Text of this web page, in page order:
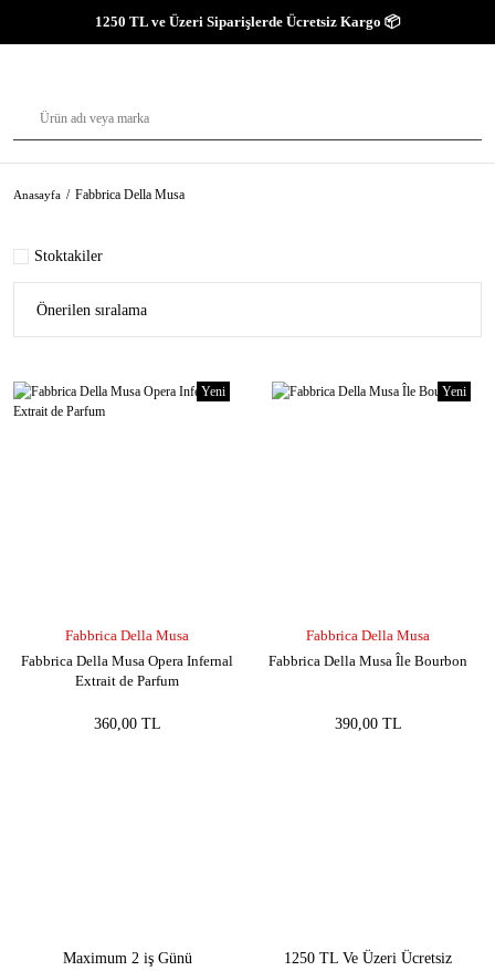
1250 TL ve Üzeri Siparişlerde Ücretsiz Kargo 📦
Anasayfa Fabbrica Della Musa
Stoktakiler
Yeni
Fabbrica Della Musa
Fabbrica Della Musa Opera Infernal
Extrait de Parfum
360,00 TL
Yeni
Fabbrica Della Musa
Fabbrica Della Musa Île Bourbon
390,00 TL
Maximum 2 iş Günü
1250 TL Ve Üzeri Ücretsiz